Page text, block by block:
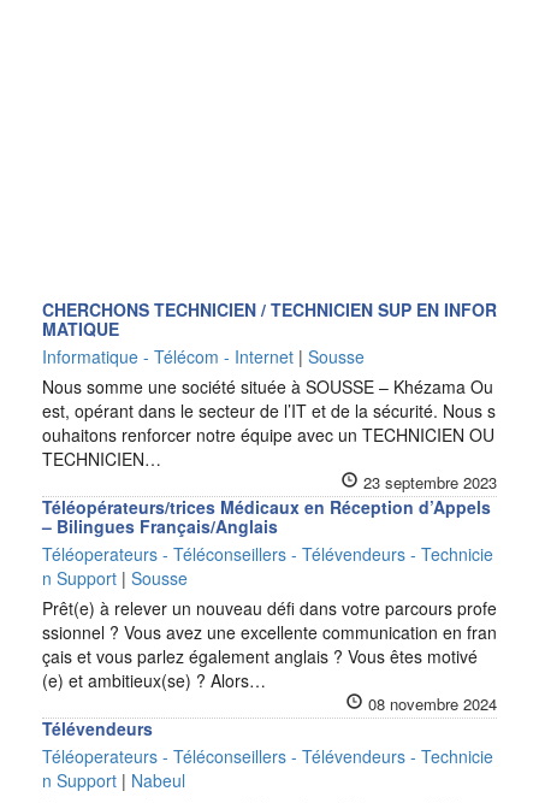
CHERCHONS TECHNICIEN / TECHNICIEN SUP EN INFOR
MATIQUE
Informatique - Télécom - Internet | Sousse
Nous somme une société située à SOUSSE – Khézama Ou
est, opérant dans le secteur de l’IT et de la sécurité. Nous s
ouhaitons renforcer notre équipe avec un TECHNICIEN OU
TECHNICIEN…
23 septembre 2023
Téléopérateurs/trices Médicaux en Réception d’Appels
– Bilingues Français/Anglais
Téléoperateurs - Téléconseillers - Télévendeurs - Technicie
n Support | Sousse
Prêt(e) à relever un nouveau défi dans votre parcours profe
ssionnel ? Vous avez une excellente communication en fran
çais et vous parlez également anglais ? Vous êtes motivé
(e) et ambitieux(se) ? Alors…
08 novembre 2024
Télévendeurs
Téléoperateurs - Téléconseillers - Télévendeurs - Technicie
n Support | Nabeul